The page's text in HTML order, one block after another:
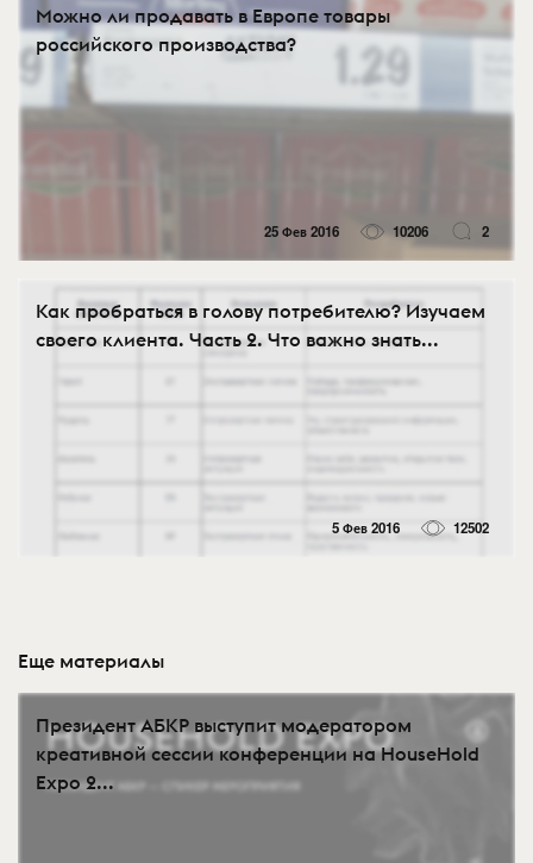
Можно ли продавать в Европе товары
российского производства?
25 Фев 2016 10206 2
Как пробраться в голову потребителю? Изучаем
своего клиента. Часть 2. Что важно знать...
5 Фев 2016 12502
Еще материалы
Президент АБКР выступит модератором
креативной сессии конференции на HouseHold
Expo 2...